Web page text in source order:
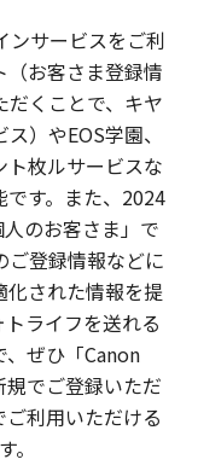
ンサービスをご利
お客さま登録情
だくことで、キヤ
）やEOS学園、
枚ルサービスな
です。また、2024
のお客さま」で
ご登録情報などに
された情報を提
ライフを送れる
ぜひ「Canon
でご登録いただ
利用いただける